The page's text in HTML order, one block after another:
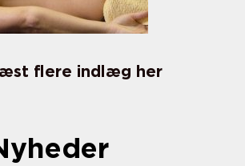
flere indlæg her